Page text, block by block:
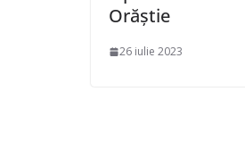
Orăștie
26 iulie 2023